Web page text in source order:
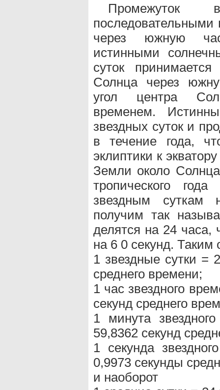
Промежуток
через южную
истинными
суток
Солнца через
угол центра
временем.
звездных суток и
в течение года,
эклиптики к
Земли около
тропического
звездным суткам
получим так
делятся на 24
на 6 0 секунд. Таким
1 звездные сутки =
среднего времени;
1 час звездного
секунд среднего
1 минута
59,8362 секунд
1 секунда
0,9973 секунды
и наоборот